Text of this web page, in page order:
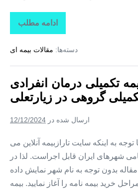
ادامه مطلب
تاراز
بیمه
بیمه
درمان
+
بیمه
درمان
تکمیلی
در
دسته‌ها: مقالات بیمه ای
تکمیلی درمان انفرادی
گروهی در زیارتعلی
ارسال شده در 12/12/2024
توجه به اینکه سایت تارازبیمه آنلاین می
شهرهای ایران قابل اجراست. لذا در
بدون توجه به نام شهر نمایش داده
خرید بیمه نامه را آغاز نمایید. بیمه